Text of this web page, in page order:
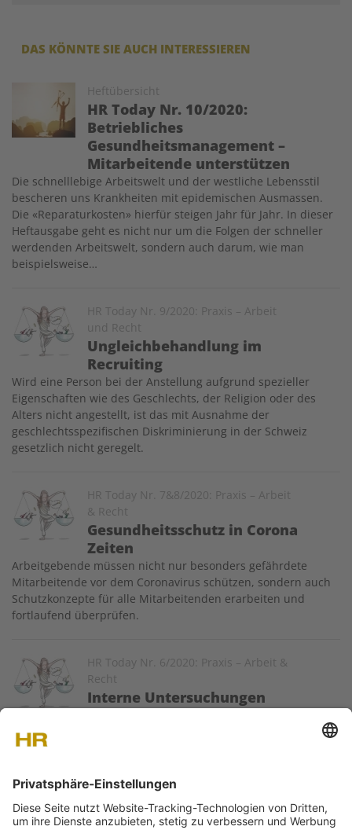
DAS KÖNNTE SIE AUCH INTERESSIEREN
Heftübersicht
HR Today Nr. 10/2020:
Betriebliches
Gesundheitsmanagement –
Mitarbeitende unterstützen
Die schnelllebige Arbeitswelt und der westliche Lebensstil
bescheren uns Krankheiten mit epidemischen Ausmassen.
Die «Reparaturkosten» hierfür steigen Jahr für Jahr. In dieser
Heftausgabe geht es nicht nur um die Folgen der schneller
werdenden Arbeitswelt, sondern auch darum, wie man
beispielsweise…
HR Today Nr. 9/2020: Praxis – Arbeit
und Recht
Ungleichbehandlung im
Recruiting
Image
Wird eine Person bei der Anstellung aufgrund spezieller
Eigenschaften wie des Geschlechts, der Religion oder des
Alters nicht angestellt, ist das mit Ausnahme der
geschlechtsspezifischen Diskriminierung in der Schweiz
gesetzlich nicht geregelt.
HR Today Nr. 7&8/2020: Praxis – Arbeit
& Recht
Gesundheitsschutz in Corona
Zeiten
Image
Arbeitgebende müssen nicht nur besonders gefährdete
Mitarbeitende vor dem Coronavirus ­schützen, sondern auch
Schutzkonzepte für alle Mitarbeitenden erarbeiten und
fortlaufend überprüfen.
HR Today Nr. 6/2020: Praxis – Arbeit &
Recht
Interne Untersuchungen
Image
Belästigung – sind Unternehmen dazu angehalten, diese
Vorfälle intern zu untersuchen. Um Stolperfallen dabei